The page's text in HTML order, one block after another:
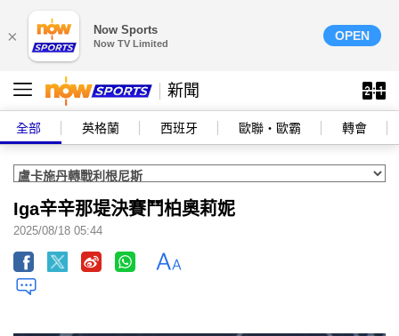
× Now Sports
Now TV Limited
OPEN
新聞
全部 英格蘭 西班牙 歐聯‧歐霸 轉會
Iga辛辛那堤決賽鬥柏奧莉妮
2025/08/18 05:44